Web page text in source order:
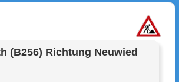
(B256) Richtung Neuwied